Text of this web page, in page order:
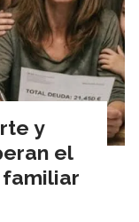
y
el
familiar